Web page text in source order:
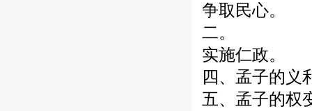
争取民心。
二。
实施仁政。
四、孟子的义
五、孟子的权